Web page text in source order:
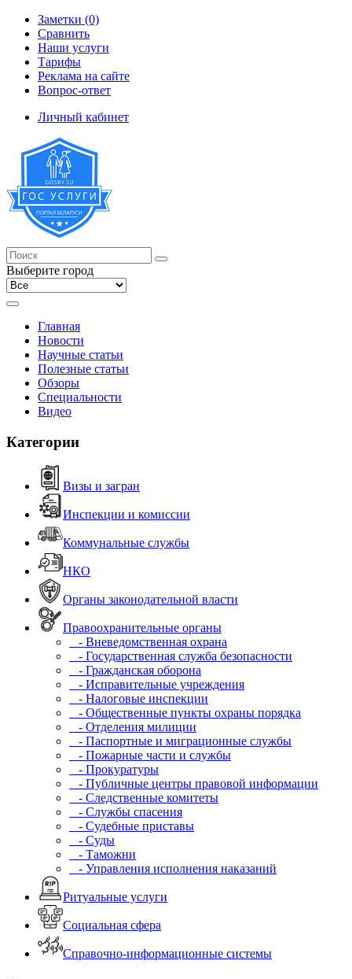
Заметки (0)
Сравнить
Наши услуги
Тарифы
Реклама на сайте
Вопрос-ответ
Личный кабинет
Выберите город
Главная
Новости
Научные статьи
Полезные статьи
Обзоры
Специальности
Видео
Категории
Визы и загран
Инспекции и комиссии
Коммунальные службы
НКО
Органы законодательной власти
Правоохранительные органы
- Вневедомственная охрана
- Государственная служба безопасности
- Гражданская оборона
- Исправительные учреждения
- Налоговые инспекции
- Общественные пункты охраны порядка
- Отделения милиции
- Паспортные и миграционные службы
- Пожарные части и службы
- Прокуратуры
- Публичные центры правовой информации
- Следственные комитеты
- Службы спасения
- Судебные приставы
- Суды
- Таможни
- Управления исполнения наказаний
Ритуальные услуги
Социальная сфера
Справочно-информационные системы